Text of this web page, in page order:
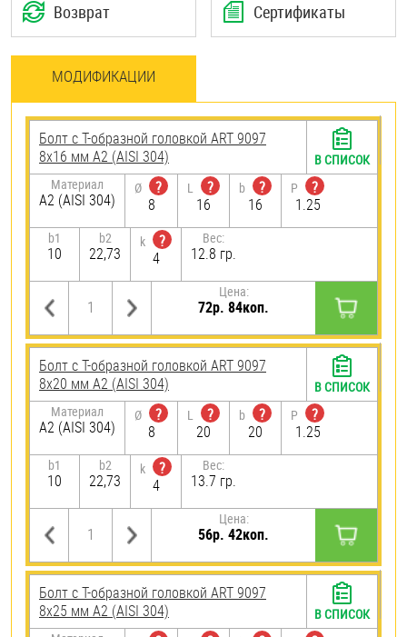
Возврат Сертификаты
МОДИФИКАЦИИ
Болт с Т-образной головкой ART 9097
8х16 мм А2 (AISI 304)
Материал
А2 (AISI 304)
Ø
?
8
L
?
16
b
?
16
P
?
1.25
b1
10
b2
22,73
k
?
4
Вес:
12.8 гр.
Цена:
72р. 84коп.
В СПИСОК
Болт с Т-образной головкой ART 9097
8х20 мм А2 (AISI 304)
Материал
А2 (AISI 304)
Ø
?
8
L
?
20
b
?
20
P
?
1.25
b1
10
b2
22,73
k
?
4
Вес:
13.7 гр.
Цена:
56р. 42коп.
В СПИСОК
Болт с Т-образной головкой ART 9097
8х25 мм А2 (AISI 304)
В СПИСОК